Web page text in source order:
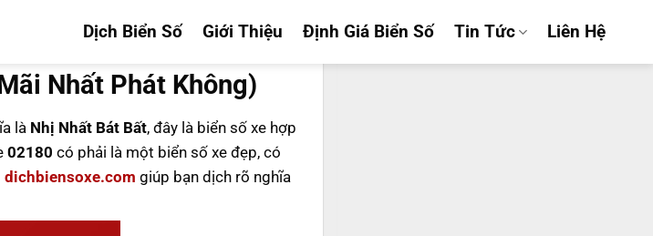
Dịch Biển Số Giới Thiệu Định Giá Biển Số Tin Tức Liên Hệ
Nhất Phát Không)
là Nhị Nhất Bát Bất, đây là biển số xe hợp
02180 có phải là một biển số xe đẹp, có
dichbiensoxe.com giúp bạn dịch rõ nghĩa